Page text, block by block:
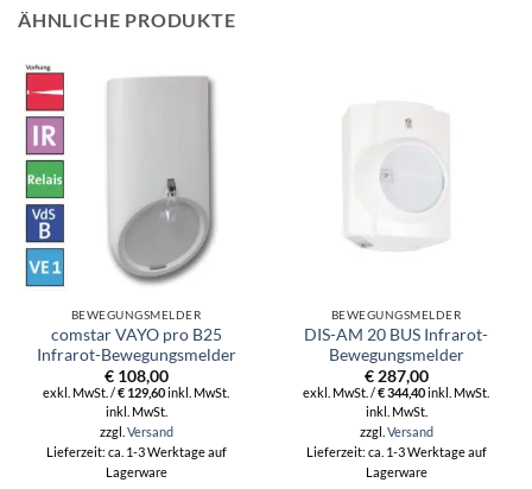
ÄHNLICHE PRODUKTE
BEWEGUNGSMELDER
comstar VAYO pro B25
Infrarot-Bewegungsmelder
€108,00
exkl. MwSt. /€ 129,60inkl. MwSt.
inkl. MwSt.
zzgl. Versand
Lieferzeit: ca. 1-3 Werktage auf
Lagerware
BEWEGUNGSMELDER
DIS-AM 20 BUS Infrarot-
Bewegungsmelder
€287,00
exkl. MwSt. /€344,40inkl. MwSt.
inkl. MwSt.
zzgl. Versand
Lieferzeit: ca. 1-3 Werktage auf
Lagerware